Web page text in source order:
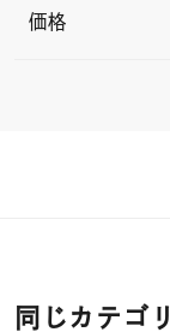
価格
同じカテゴ